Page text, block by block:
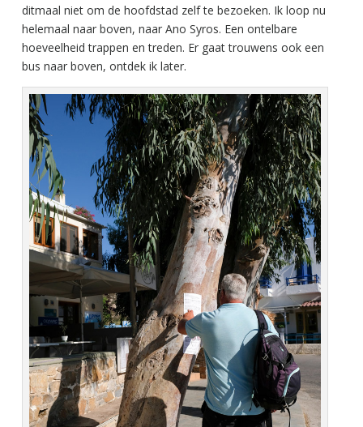
ditmaal niet om de hoofdstad zelf te bezoeken. Ik loop nu
helemaal naar boven, naar Ano Syros. Een ontelbare
hoeveelheid trappen en treden. Er gaat trouwens ook een
bus naar boven, ontdek ik later.